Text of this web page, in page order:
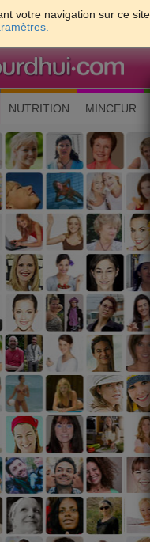
votre navigation sur ce
NUTRITION MINCEUR